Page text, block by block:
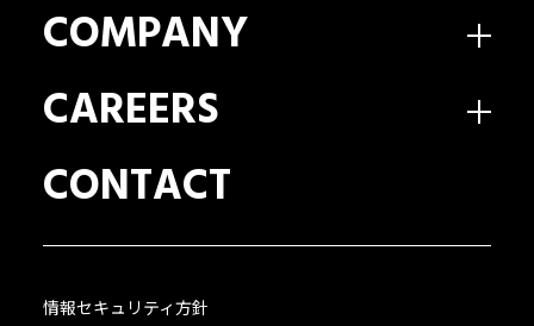
COMPANY
CAREERS
CONTACT
情報セキュリティ方針